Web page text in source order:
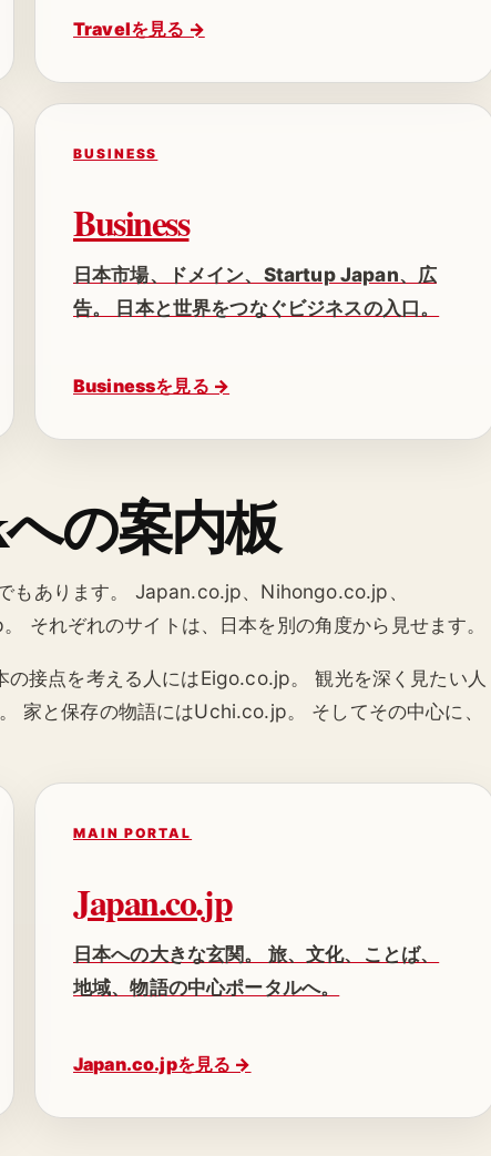
Travelを見る →
BUSINESS
Business
日本市場、ドメイン、Startup Japan、広
告。 日本と世界をつなぐビジネスの入口。
Businessを見る →
の案内板
あります。 Japan.co.jp、Nihongo.co.jp、
れぞれのサイトは、日本を別の角度から見せます。
接点を考える人にはEigo.co.jp。 観光を深く見たい人
と保存の物語にはUchi.co.jp。 そしてその中心に、
MAIN PORTAL
Japan.co.jp
日本への大きな玄関。 旅、文化、ことば、
地域、物語の中心ポータルへ。
Japan.co.jpを見る →